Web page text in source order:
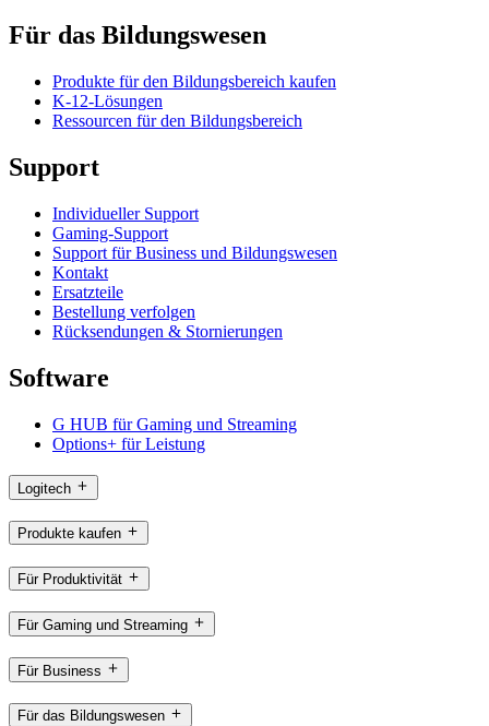
Für das Bildungswesen
Produkte für den Bildungsbereich kaufen
K-12-Lösungen
Ressourcen für den Bildungsbereich
Support
Individueller Support
Gaming-Support
Support für Business und Bildungswesen
Kontakt
Ersatzteile
Bestellung verfolgen
Rücksendungen & Stornierungen
Software
G HUB für Gaming und Streaming
Options+ für Leistung
Logitech
Produkte kaufen
Für Produktivität
Für Gaming und Streaming
Für Business
Für das Bildungswesen